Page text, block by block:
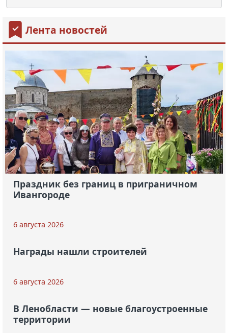
Лента новостей
Праздник без границ в приграничном
Ивангороде
6 августа 2026
Награды нашли строителей
6 августа 2026
В Ленобласти — новые благоустроенные
территории